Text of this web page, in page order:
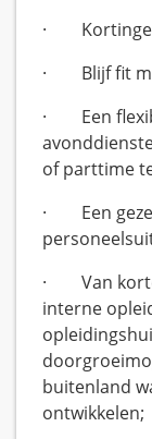
·
· Blijf fit
· Een
of parttime
· Een
· Van
interne
buitenland
ontwikkelen;